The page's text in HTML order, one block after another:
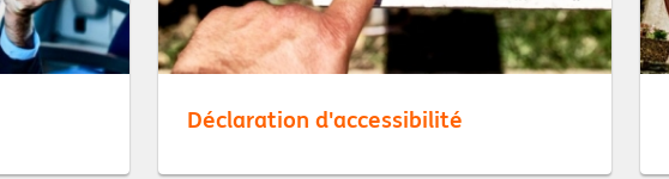
Déclaration d'accessibilité